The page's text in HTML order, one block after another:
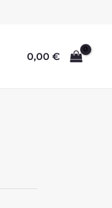
0,00 €